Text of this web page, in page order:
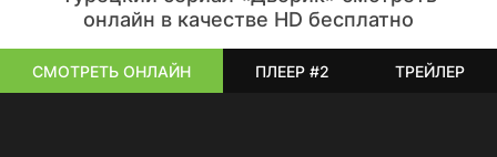
онлайн в качестве HD бесплатно
СМОТРЕТЬ ОНЛАЙН ПЛЕЕР #2 ТРЕЙЛЕР